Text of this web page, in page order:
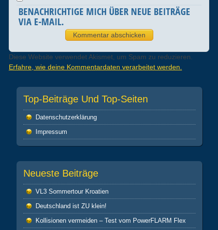
BENACHRICHTIGE MICH ÜBER NEUE BEITRÄGE
VIA E-MAIL.
Diese Website verwendet Akismet, um Spam zu reduzieren.
Erfahre, wie deine Kommentardaten verarbeitet werden.
Top-Beiträge Und Top-Seiten
Datenschutz­erklärung
Impressum
Neueste Beiträge
VL3 Sommertour Kroatien
Deutschland ist ZU klein!
Kollisionen vermeiden – Test vom PowerFLARM Flex